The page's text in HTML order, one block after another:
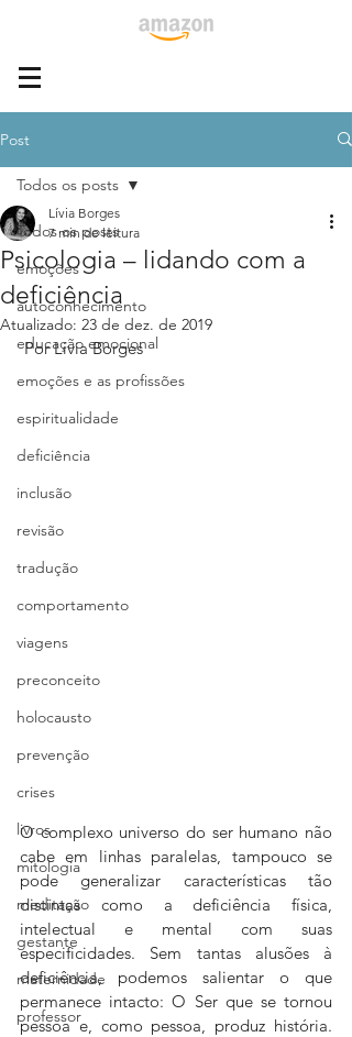
Post
Todos os posts
emoções
autoconhecimento
educação emocional
emoções e as profissões
espiritualidade
deficiência
inclusão
revisão
tradução
comportamento
viagens
preconceito
holocausto
prevenção
crises
livros
mitologia
meditação
gestante
maternidade
professor
Todos os posts
Psicologia – lidando com a
deficiência
Lívia Borges
7 min de leitura
Atualizado: 23 de dez. de 2019
Por Lívia Borges
O complexo universo do ser humano não
cabe em linhas paralelas, tampouco se
pode generalizar características tão
distintas como a deficiência física,
intelectual e mental com suas
especificidades. Sem tantas alusões à
deficiência, podemos salientar o que
permanece intacto: O Ser que se tornou
pessoa e, como pessoa, produz história.